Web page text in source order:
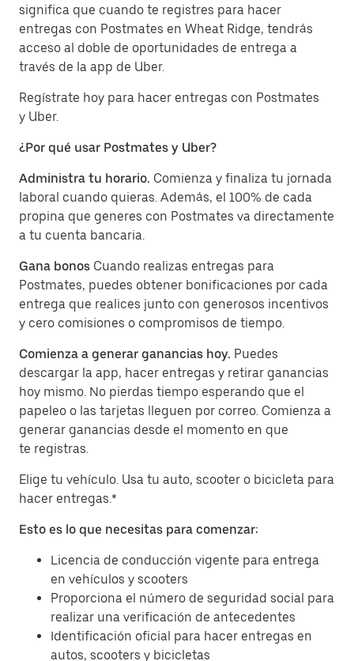
significa que cuando te registres para hacer
entregas con Postmates en Wheat Ridge, tendrás
acceso al doble de oportunidades de entrega a
través de la app de Uber.
Regístrate hoy para hacer entregas con Postmates
y Uber.
¿Por qué usar Postmates y Uber?
Administra tu horario. Comienza y finaliza tu jornada
laboral cuando quieras. Además, el 100% de cada
propina que generes con Postmates va directamente
a tu cuenta bancaria.
Gana bonos Cuando realizas entregas para
Postmates, puedes obtener bonificaciones por cada
entrega que realices junto con generosos incentivos
y cero comisiones o compromisos de tiempo.
Comienza a generar ganancias hoy. Puedes
descargar la app, hacer entregas y retirar ganancias
hoy mismo. No pierdas tiempo esperando que el
papeleo o las tarjetas lleguen por correo. Comienza a
generar ganancias desde el momento en que
te registras.
Elige tu vehículo. Usa tu auto, scooter o bicicleta para
hacer entregas.*
Esto es lo que necesitas para comenzar:
Licencia de conducción vigente para entrega
en vehículos y scooters
Proporciona el número de seguridad social para
realizar una verificación de antecedentes
Identificación oficial para hacer entregas en
autos, scooters y bicicletas